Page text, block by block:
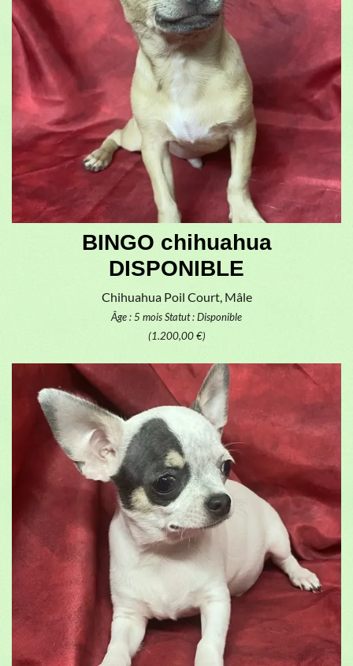
BINGO chihuahua
DISPONIBLE
Chihuahua Poil Court, Mâle
Âge : 5 moisStatut : Disponible
(1.200,00 €)